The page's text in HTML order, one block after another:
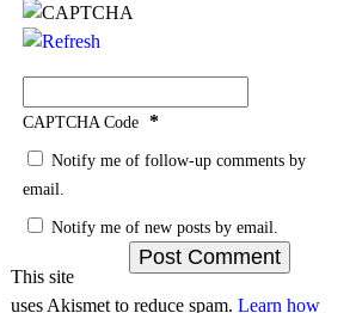
CAPTCHA Code *
Notify me of follow-up comments by
email.
Notify me of new posts by email.
This site
uses Akismet to reduce spam.Learn how